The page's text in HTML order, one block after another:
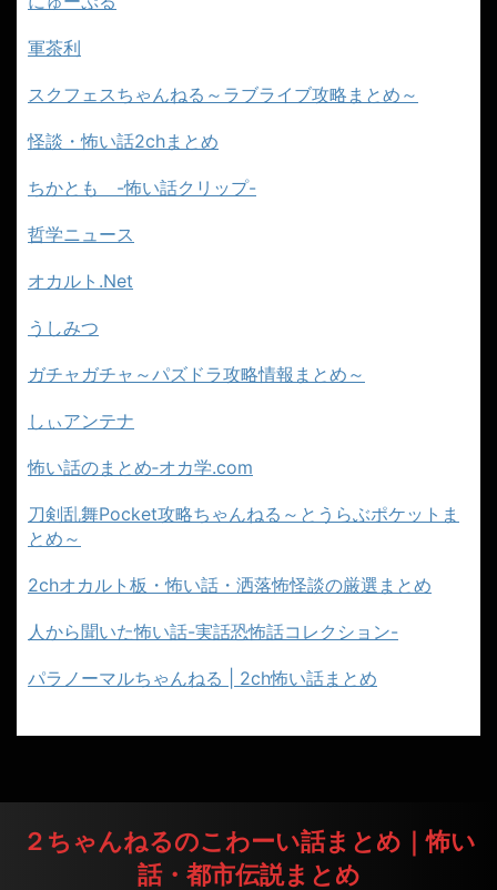
軍茶利
スクフェスちゃんねる～ラブライブ攻略まとめ～
怪談・怖い話2chまとめ
ちかとも -怖い話クリップ-
哲学ニュース
オカルト.Net
うしみつ
ガチャガチャ～パズドラ攻略情報まとめ～
しぃアンテナ
怖い話のまとめ‐オカ学.com
刀剣乱舞Pocket攻略ちゃんねる～とうらぶポケットま
とめ～
2chオカルト板・怖い話・洒落怖怪談の厳選まとめ
人から聞いた怖い話-実話恐怖話コレクション-
パラノーマルちゃんねる | 2ch怖い話まとめ
２ちゃんねるのこわーい話まとめ｜怖い
話・都市伝説まとめ